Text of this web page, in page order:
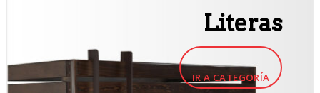
Literas
IR A CATEGORÍA